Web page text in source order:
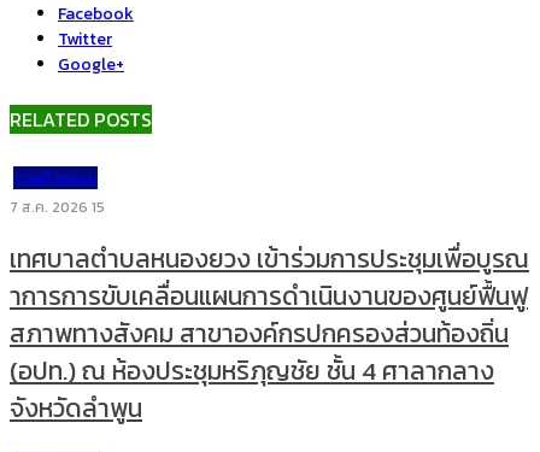
Facebook
Twitter
Google+
RELATED POSTS
ภาพกิจกรรม
7 ส.ค. 2026 15
เทศบาลตำบลหนองยวง เข้าร่วมการประชุมเพื่อบูรณ
าการการขับเคลื่อนแผนการดำเนินงานของศูนย์ฟื้นฟู
สภาพทางสังคม สาขาองค์กรปกครองส่วนท้องถิ่น
(อปท.) ณ ห้องประชุมหริภุญชัย ชั้น 4 ศาลากลาง
จังหวัดลำพูน